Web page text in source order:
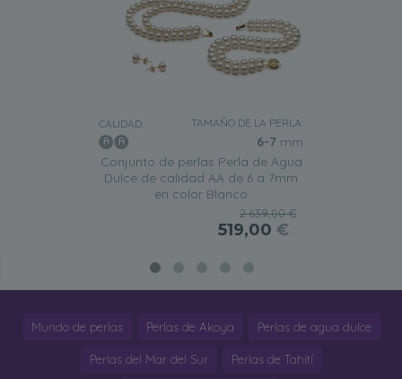
CALIDAD: TAMAÑO DE LA PERLA:
6-7 mm
Conjunto de perlas Perla de Agua
Dulce de calidad AA de 6 a 7mm
en color Blanco
2.639,00 €
519,00 €
Mundo de perlas Perlas de Akoya Perlas de agua dulce
Perlas del Mar del Sur Perlas de Tahití